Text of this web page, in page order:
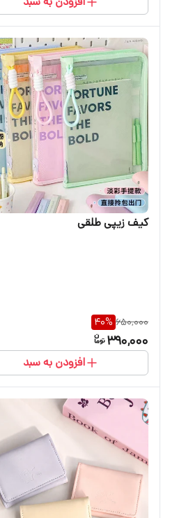
کیف زیپی طلقی
650,000
40%
390,000
افزودن به سبد